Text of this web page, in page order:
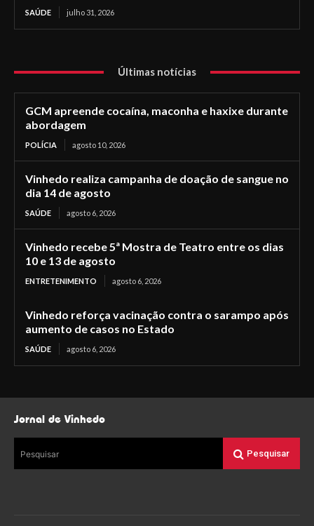
SAÚDE julho 31, 2026
Últimas notícias
GCM apreende cocaína, maconha e haxixe durante
abordagem
POLÍCIA agosto 10, 2026
Vinhedo realiza campanha de doação de sangue no
dia 14 de agosto
SAÚDE agosto 6, 2026
Vinhedo recebe 5ª Mostra de Teatro entre os dias
10 e 13 de agosto
ENTRETENIMENTO agosto 6, 2026
Vinhedo reforça vacinação contra o sarampo após
aumento de casos no Estado
SAÚDE agosto 6, 2026
Jornal de Vinhedo
Pesquisar Pesquisar